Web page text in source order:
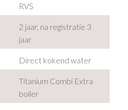
RVS
2 jaar, na registratie 3
jaar
Direct kokend water
Titanium Combi Extra
boiler